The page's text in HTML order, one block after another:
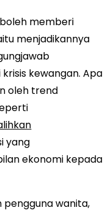
memberi
menjadikannya
kewangan. Apa
oleh trend
yang
ekonomi kepada
wanita,